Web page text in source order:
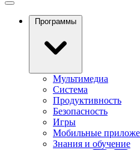
Программы
Мультимедиа
Система
Продуктивность
Безопасность
Игры
Мобильные
Знания и обучение